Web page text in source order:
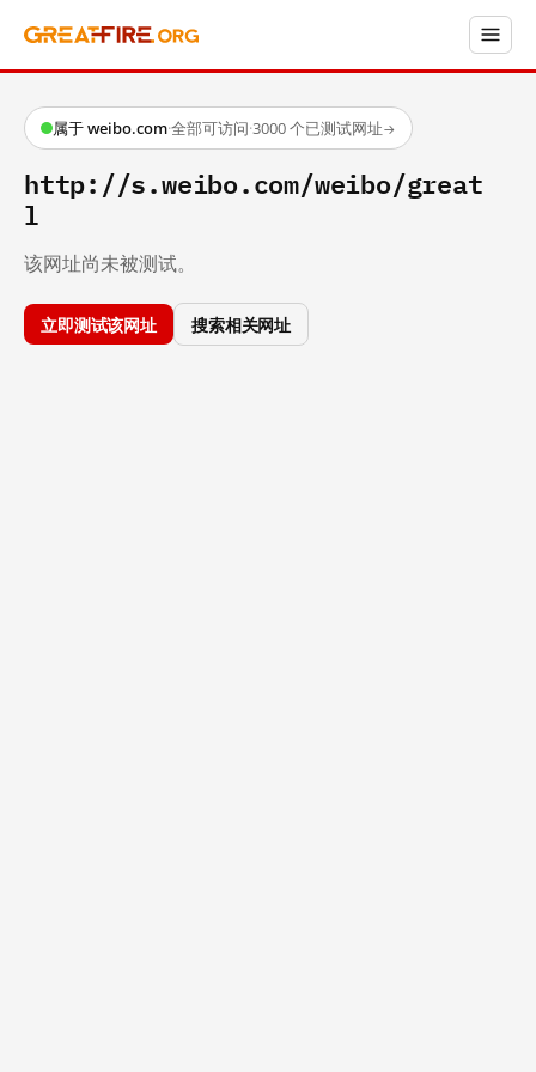
属于 weibo.com·全部可访问·3000 个已测试网址→
http://s.weibo.com/weibo/great
l
该网址尚未被测试。
立即测试该网址 搜索相关网址